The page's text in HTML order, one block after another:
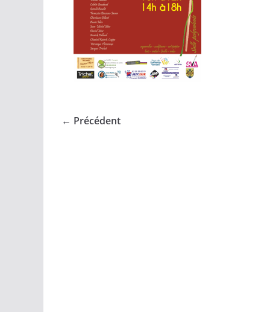
← Précédent